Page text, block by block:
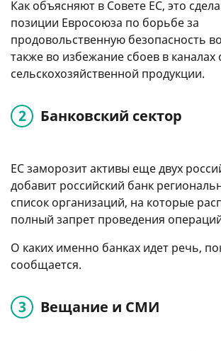
Как объясняют в Совете ЕС, это
позиции Евросоюза по борьбе за
продовольственную безопасность
также во избежание сбоев в каналах
сельскохозяйственной продукции.
Банковский сектор
ЕС заморозит активы еще двух
добавит российский банк
список организаций, на которые
полный запрет проведения
О каких именно банках идет речь,
сообщается.
Вещание и СМИ